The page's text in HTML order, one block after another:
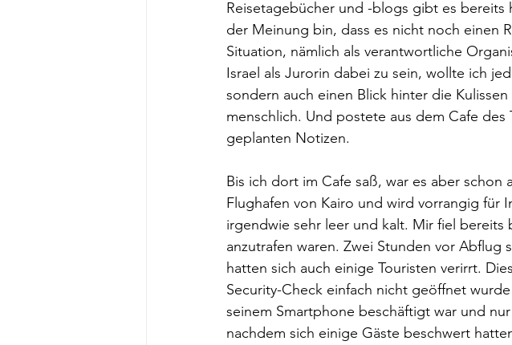
Reisetagebücher und -blogs gibt es
der Meinung bin, dass es nicht noch einen
Situation, nämlich als verantwortliche
Israel als Jurorin dabei zu sein, wollte ich
sondern auch einen Blick hinter die
menschlich. Und postete aus dem Cafe
geplanten Notizen.
Bis ich dort im Cafe saß, war es aber schon
Flughafen von Kairo und wird vorrangig für
irgendwie sehr leer und kalt. Mir fiel
anzutrafen waren. Zwei Stunden vor
hatten sich auch einige Touristen verirrt.
Security-Check einfach nicht geöffnet
seinem Smartphone beschäftigt war und
nachdem sich einige Gäste beschwert